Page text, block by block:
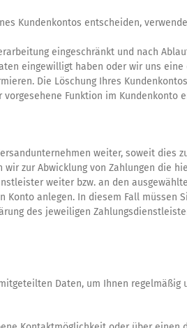
Kundenkontos entscheiden,
eingeschränkt und nach
eingewilligt haben oder wir uns eine
Die Löschung Ihres
Funktion im Kundenkonto
weiter, soweit dies
zur Abwicklung von Zahlungen die
weiter bzw. an den
anlegen. In diesem Fall müssen
des jeweiligen
Daten, um Ihnen regelmäßig